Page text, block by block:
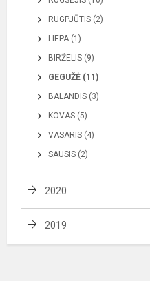
RUGPJŪTIS (2)
LIEPA (1)
BIRŽELIS (9)
GEGUŽĖ (11)
BALANDIS (3)
KOVAS (5)
VASARIS (4)
SAUSIS (2)
2020
2019